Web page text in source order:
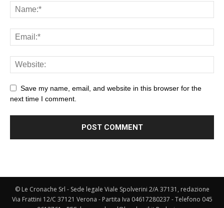
Save my name, email, and website in this browser for the
next time I comment.
© Le Cronache Srl - Sede legale Viale Spolverini 2/A 37131, redazione
Via Frattini 12/C 37121 Verona - Partita Iva 04617280237 - Telefono 045